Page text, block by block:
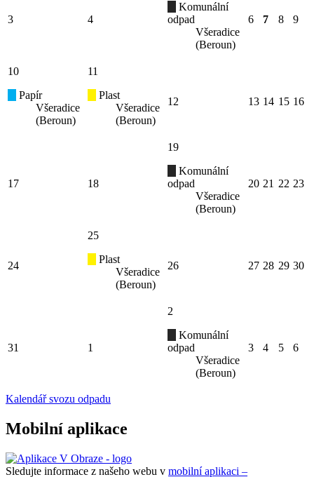
3 4
Komunální
odpad
Všeradice
(Beroun)
6 7 8 9
10
Papír
Všeradice
(Beroun)
11
Plast
Všeradice
(Beroun)
12 13 14 15 16
17 18
19
Komunální
odpad
Všeradice
(Beroun)
20 21 22 23
24
25
Plast
Všeradice
(Beroun)
26 27 28 29 30
31 1
2
Komunální
odpad
Všeradice
(Beroun)
3 4 5 6
Kalendář svozu odpadu
Mobilní aplikace
Sledujte informace z našeho webu v mobilní aplikaci –